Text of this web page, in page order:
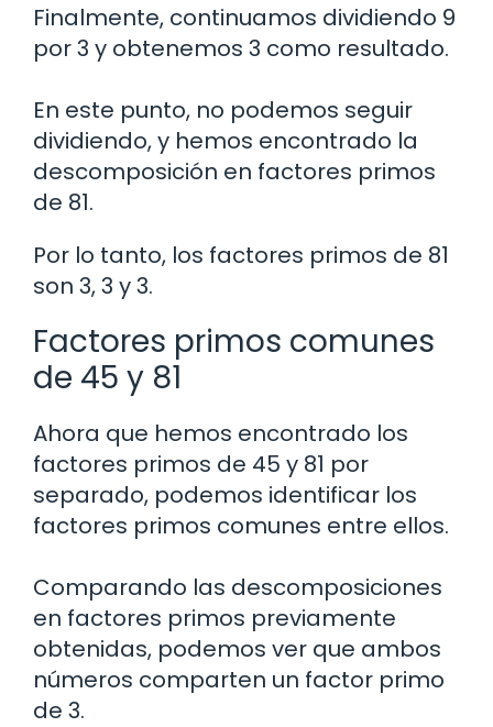
Finalmente, continuamos dividiendo 9
por 3 y obtenemos 3 como resultado.
En este punto, no podemos seguir
dividiendo, y hemos encontrado la
descomposición en factores primos
de 81.
Por lo tanto, los factores primos de 81
son 3, 3 y 3.
Factores primos comunes
de 45 y 81
Ahora que hemos encontrado los
factores primos de 45 y 81 por
separado, podemos identificar los
factores primos comunes entre ellos.
Comparando las descomposiciones
en factores primos previamente
obtenidas, podemos ver que ambos
números comparten un factor primo
de 3.